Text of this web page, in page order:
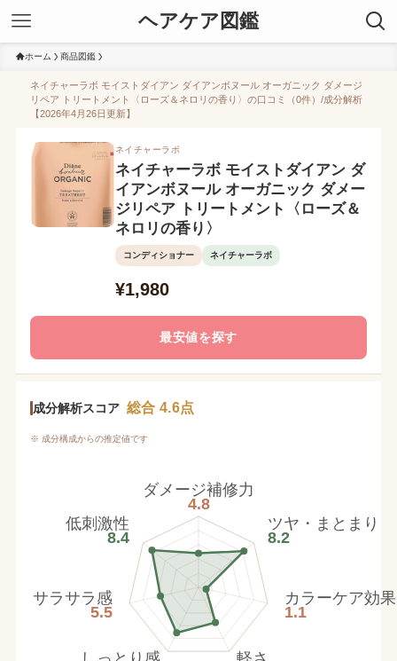
ヘアケア図鑑
ホーム 商品図鑑
ネイチャーラボ モイストダイアン ダイアンボヌール オーガニック ダメージ
リペア トリートメント〈ローズ＆ネロリの香り〉の口コミ（0件）/成分解析
【2026年4月26日更新】
ネイチャーラボ
ネイチャーラボ モイストダイアン ダ
イアンボヌール オーガニック ダメー
ジリペア トリートメント〈ローズ＆
ネロリの香り〉
コンディショナー ネイチャーラボ
¥1,980
最安値を探す
成分解析スコア 総合 4.6点
※ 成分構成からの推定値です
ダメージ補修力
4.8
ツヤ・まとまり
8.2
カラーケア効果
1.1
サラサラ感
5.5
低刺激性
8.4